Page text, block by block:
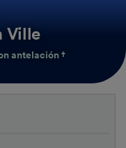
Ville
antelación †